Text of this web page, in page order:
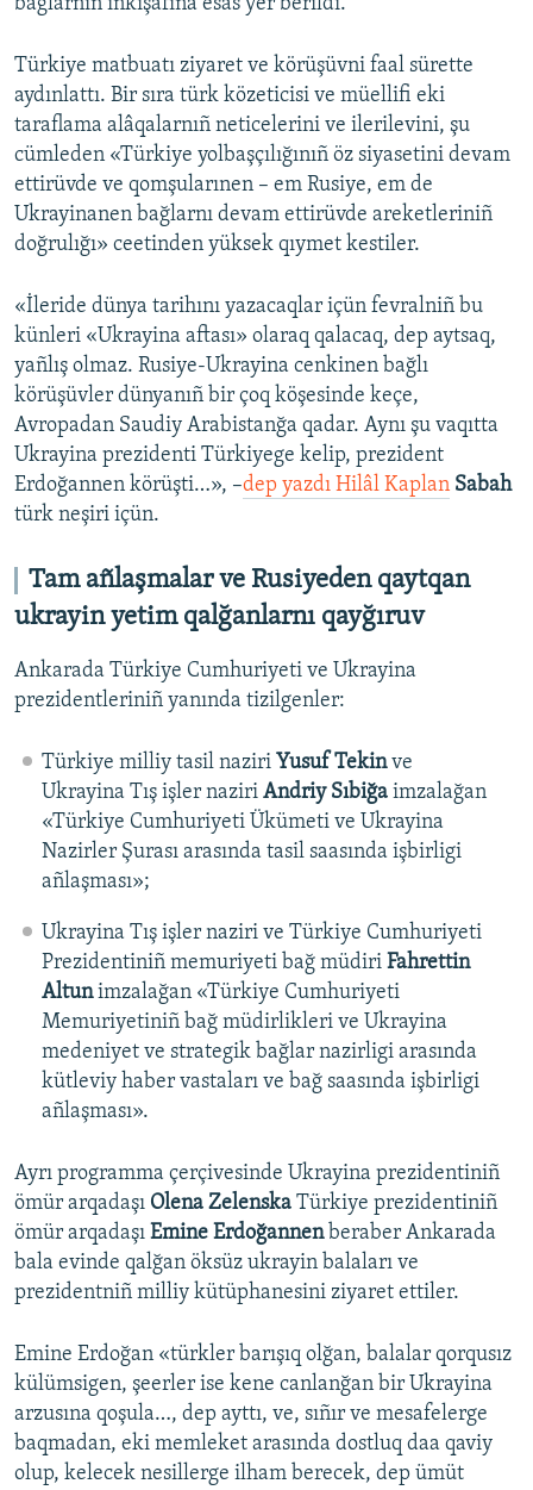
Türkiye matbuatı ziyaret ve körüşüvni faal sürette
aydınlattı. Bir sıra türk közeticisi ve müellifi eki
taraflama alâqalarnıñ neticelerini ve ilerilevini, şu
cümleden «Türkiye yolbaşçılığınıñ öz siyasetini devam
ettirüvde ve qomşularınen – em Rusiye, em de
Ukrayinanen bağlarnı devam ettirüvde areketleriniñ
doğrulığı» ceetinden yüksek qıymet kestiler.
«İleride dünya tarihını yazacaqlar içün fevralniñ bu
künleri «Ukrayina aftası» olaraq qalacaq, dep aytsaq,
yañlış olmaz. Rusiye-Ukrayina cenkinen bağlı
körüşüvler dünyanıñ bir çoq köşesinde keçe,
Avropadan Saudiy Arabistanğa qadar. Aynı şu vaqıtta
Ukrayina prezidenti Türkiyege kelip, prezident
Erdoğannen körüşti…», –dep yazdı Hilâl Kaplan Sabah
türk neşiri içün.
Tam añlaşmalar ve Rusiyeden qaytqan
ukrayin yetim qalğanlarnı qayğıruv
Ankarada Türkiye Cumhuriyeti ve Ukrayina
prezidentleriniñ yanında tizilgenler:
Türkiye milliy tasil naziri Yusuf Tekinve
Ukrayina Tış işler naziriAndriy Sıbiğaimzalağan
«Türkiye Cumhuriyeti Ükümeti ve Ukrayina
Nazirler Şurası arasında tasil saasında işbirligi
añlaşması»;
Ukrayina Tış işler naziri ve Türkiye Cumhuriyeti
Prezidentiniñ memuriyeti bağ müdiri Fahrettin
Altunimzalağan «Türkiye Cumhuriyeti
Memuriyetiniñ bağ müdirlikleri ve Ukrayina
medeniyet ve strategik bağlar nazirligi arasında
kütleviy haber vastaları ve bağ saasında işbirligi
añlaşması».
Ayrı programma çerçivesinde Ukrayina prezidentiniñ
ömür arqadaşı Olena Zelenska Türkiye prezidentiniñ
ömür arqadaşı Emine Erdoğannen beraber Ankarada
bala evinde qalğan öksüz ukrayin balaları ve
prezidentniñ milliy kütüphanesini ziyaret ettiler.
Emine Erdoğan «türkler barışıq olğan, balalar qorqusız
külümsigen, şeerler ise kene canlanğan bir Ukrayina
arzusına qoşula…, dep ayttı, ve, sıñır ve mesafelerge
baqmadan, eki memleket arasında dostluq daa qaviy
olup, kelecek nesillerge ilham berecek, dep ümüt